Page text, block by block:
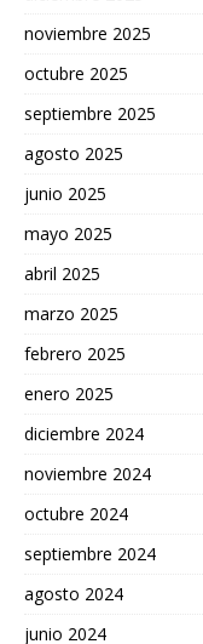
noviembre 2025
octubre 2025
septiembre 2025
agosto 2025
junio 2025
mayo 2025
abril 2025
marzo 2025
febrero 2025
enero 2025
diciembre 2024
noviembre 2024
octubre 2024
septiembre 2024
agosto 2024
junio 2024